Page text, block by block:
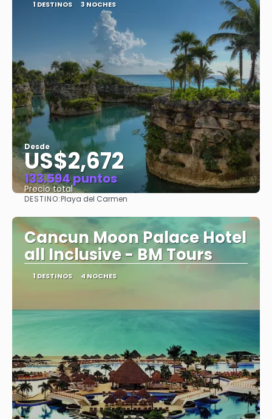
1 DESTINOS 3 NOCHES
Desde
US$2,672
133.594 puntos
Precio total
DESTINO:Playa del Carmen
Cancun Moon Palace Hotel
all Inclusive - BM Tours
1 DESTINOS 4 NOCHES